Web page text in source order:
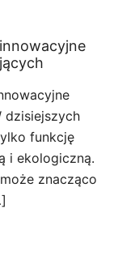
dzisiejszych
funkcję
i ekologiczną.
znacząco